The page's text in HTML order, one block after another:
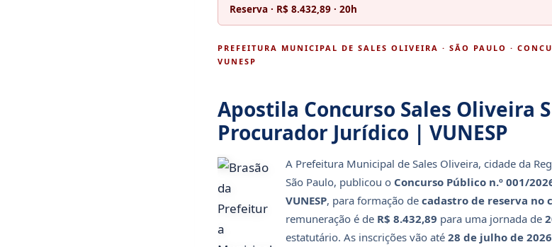
Reserva · R$ 8.432,89 · 20h
PREFEITURA MUNICIPAL DE SALES OLIVEIRA · SÃO PAULO ·
VUNESP
Apostila Concurso Sales Oliveira
Procurador Jurídico | VUNESP
A Prefeitura Municipal de Sales Oliveira, cidade da
São Paulo, publicou o Concurso Público n.º 001/
VUNESP, para formação de cadastro de reserva no
remuneração é de R$ 8.432,89 para uma jornada de
estatutário. As inscrições vão até 28 de julho de 2026